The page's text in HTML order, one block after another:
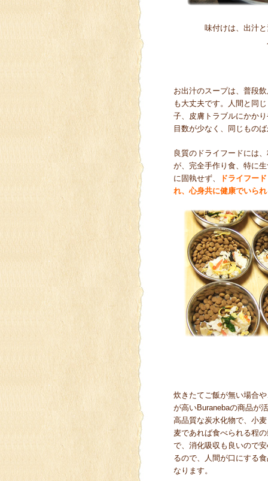
味付けは、出汁
お出汁のスープは、普段
も大丈夫です。人間と同
子、皮膚トラブルにかか
目数が少なく、同じもの
良質のドライフードには
が、完全手作り食、特に
に固執せず、
ドライフー
れ、心身共に健康でいら
炊きたてご飯が無い場合
が高いBuranebaの商品が
高品質な炭水化物で、小
麦であれば食べられる程
で、消化吸収も良いので
るので、人間が口にする
なります。